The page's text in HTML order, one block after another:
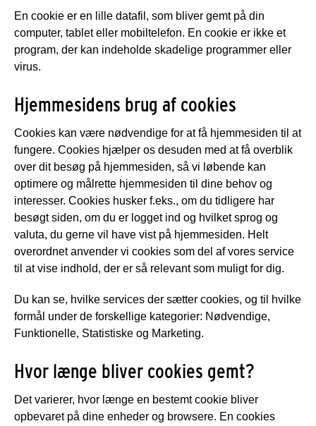
En cookie er en lille datafil, som bliver gemt på din
computer, tablet eller mobiltelefon. En cookie er ikke et
program, der kan indeholde skadelige programmer eller
virus.
Hjemmesidens brug af cookies
Cookies kan være nødvendige for at få hjemmesiden til at
fungere. Cookies hjælper os desuden med at få overblik
over dit besøg på hjemmesiden, så vi løbende kan
optimere og målrette hjemmesiden til dine behov og
interesser. Cookies husker f.eks., om du tidligere har
besøgt siden, om du er logget ind og hvilket sprog og
valuta, du gerne vil have vist på hjemmesiden. Helt
overordnet anvender vi cookies som del af vores service
til at vise indhold, der er så relevant som muligt for dig.
Du kan se, hvilke services der sætter cookies, og til hvilke
formål under de forskellige kategorier: Nødvendige,
Funktionelle, Statistiske og Marketing.
Hvor længe bliver cookies gemt?
Det varierer, hvor længe en bestemt cookie bliver
opbevaret på dine enheder og browsere. En cookies